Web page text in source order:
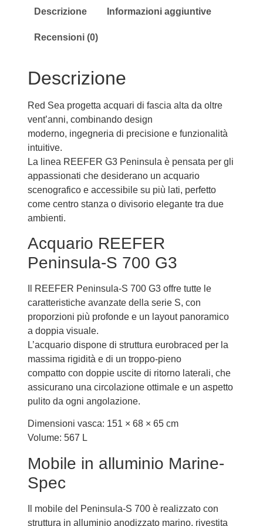
Descrizione Informazioni aggiuntive
Recensioni (0)
Descrizione
Red Sea progetta acquari di fascia alta da oltre
vent’anni, combinando design
moderno, ingegneria di precisione e funzionalità
intuitive.
La linea REEFER G3 Peninsula è pensata per gli
appassionati che desiderano un acquario
scenografico e accessibile su più lati, perfetto
come centro stanza o divisorio elegante tra due
ambienti.
Acquario REEFER
Peninsula-S 700 G3
Il REEFER Peninsula-S 700 G3 offre tutte le
caratteristiche avanzate della serie S, con
proporzioni più profonde e un layout panoramico
a doppia visuale.
L’acquario dispone di struttura eurobraced per la
massima rigidità e di un troppo-pieno
compatto con doppie uscite di ritorno laterali, che
assicurano una circolazione ottimale e un aspetto
pulito da ogni angolazione.
Dimensioni vasca: 151 × 68 × 65 cm
Volume: 567 L
Mobile in alluminio Marine-
Spec
Il mobile del Peninsula-S 700 è realizzato con
struttura in alluminio anodizzato marino, rivestita